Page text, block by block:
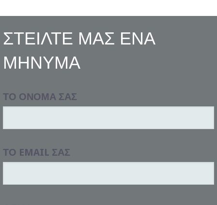
ΣΤΕΙΛΤΕ ΜΑΣ ΕΝΑ
ΜΗΝΥΜΑ
ΤΟ ΟΝΟΜΑ ΣΑΣ
ΤΟ EMAIL ΣΑΣ